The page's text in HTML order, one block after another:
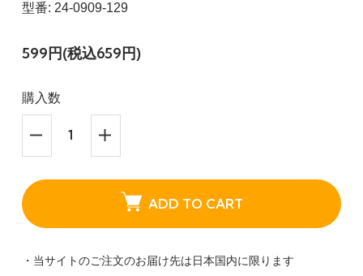
型番: 24-0909-129
599円(税込659円)
購入数
ADD TO CART
・当サイトのご注文のお届け先は日本国内に限ります